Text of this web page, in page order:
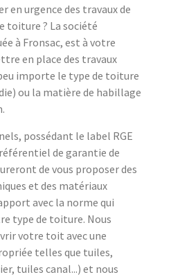
en urgence des travaux de
toiture ? La société
à Fronsac, est à votre
en place des travaux
importe le type de toiture
ou la matière de habillage
possédant le label RGE
de garantie de
de vous proposer des
et des matériaux
avec la norme qui
type de toiture. Nous
votre toit avec une
telles que tuiles,
tuiles canal...) et nous